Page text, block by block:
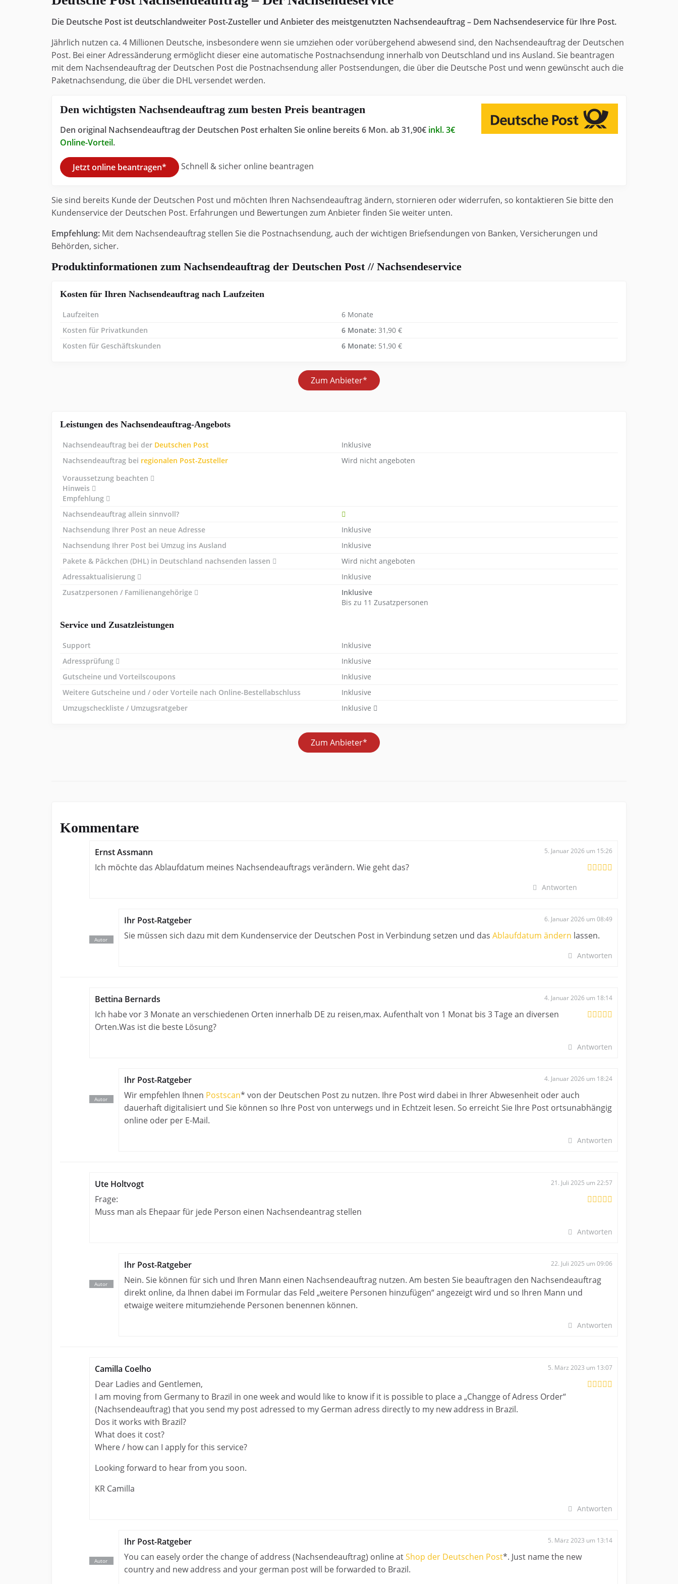
Die Deutsche Post ist deutschlandweiter Post-Zusteller und Anbieter des meistgenutzten Nachsendeauftrag – Dem Nachsendeservice für Ihre Post.
Jährlich nutzen ca. 4 Millionen Deutsche, insbesondere wenn sie umziehen oder vorübergehend abwesend sind, den Nachsendeauftrag der Deutschen
Post. Bei einer Adressänderung ermöglicht dieser eine automatische Postnachsendung innerhalb von Deutschland und ins Ausland. Sie beantragen
mit dem Nachsendeauftrag der Deutschen Post die Postnachsendung aller Postsendungen, die über die Deutsche Post und wenn gewünscht auch die
Paketnachsendung, die über die DHL versendet werden.
Den wichtigsten Nachsendeauftrag zum besten Preis beantragen
Den original Nachsendeauftrag der Deutschen Post erhalten Sie online bereits 6 Mon. ab 31,90€ inkl. 3€
Online-Vorteil.
Jetzt online beantragen* Schnell & sicher online beantragen
Sie sind bereits Kunde der Deutschen Post und möchten Ihren Nachsendeauftrag ändern, stornieren oder widerrufen, so kontaktieren Sie bitte den
Kundenservice der Deutschen Post. Erfahrungen und Bewertungen zum Anbieter finden Sie weiter unten.
Empfehlung: Mit dem Nachsendeauftrag stellen Sie die Postnachsendung, auch der wichtigen Briefsendungen von Banken, Versicherungen und
Behörden, sicher.
Produktinformationen zum Nachsendeauftrag der Deutschen Post // Nachsendeservice
Kosten für Ihren Nachsendeauftrag nach Laufzeiten
Laufzeiten
6 Monate
Kosten für Privatkunden
6 Monate: 31,90 €
Kosten für Geschäftskunden
6 Monate: 51,90 €
Zum Anbieter*
Leistungen des Nachsendeauftrag-Angebots
Nachsendeauftrag bei der Deutschen Post
Inklusive
Nachsendeauftrag bei regionalen Post-Zusteller
Voraussetzung beachten
Hinweis
Empfehlung
Wird nicht angeboten
Nachsendeauftrag allein sinnvoll?
Nachsendung Ihrer Post an neue Adresse
Inklusive
Nachsendung Ihrer Post bei Umzug ins Ausland
Inklusive
Pakete & Päckchen (DHL) in Deutschland nachsenden lassen
Wird nicht angeboten
Adressaktualisierung
Inklusive
Zusatzpersonen / Familienangehörige
Inklusive
Bis zu 11 Zusatzpersonen
Service und Zusatzleistungen
Support
Inklusive
Adressprüfung
Inklusive
Gutscheine und Vorteilscoupons
Inklusive
Weitere Gutscheine und / oder Vorteile nach Online-Bestellabschluss
Inklusive
Umzugscheckliste / Umzugsratgeber
Inklusive
Zum Anbieter*
Kommentare
Ernst Assmann 5. Januar 2026 um 15:26
Ich möchte das Ablaufdatum meines Nachsendeauftrags verändern. Wie geht das?
Antworten
Ihr Post-Ratgeber 6. Januar 2026 um 08:49
Sie müssen sich dazu mit dem Kundenservice der Deutschen Post in Verbindung setzen und das Ablaufdatum ändern lassen.
Antworten
Bettina Bernards 4. Januar 2026 um 18:14
Ich habe vor 3 Monate an verschiedenen Orten innerhalb DE zu reisen,max. Aufenthalt von 1 Monat bis 3 Tage an diversen
Orten.Was ist die beste Lösung?
Antworten
Ihr Post-Ratgeber 4. Januar 2026 um 18:24
Wir empfehlen Ihnen Postscan* von der Deutschen Post zu nutzen. Ihre Post wird dabei in Ihrer Abwesenheit oder auch
dauerhaft digitalisiert und Sie können so Ihre Post von unterwegs und in Echtzeit lesen. So erreicht Sie Ihre Post ortsunabhängig
online oder per E-Mail.
Antworten
Ute Holtvogt 21. Juli 2025 um 22:57
Frage:
Muss man als Ehepaar für jede Person einen Nachsendeantrag stellen
Antworten
Ihr Post-Ratgeber 22. Juli 2025 um 09:06
Nein. Sie können für sich und Ihren Mann einen Nachsendeauftrag nutzen. Am besten Sie beauftragen den Nachsendeauftrag
direkt online, da Ihnen dabei im Formular das Feld „weitere Personen hinzufügen“ angezeigt wird und so Ihren Mann und
etwaige weitere mitumziehende Personen benennen können.
Antworten
Camilla Coelho 5. März 2023 um 13:07
Dear Ladies and Gentlemen,
I am moving from Germany to Brazil in one week and would like to know if it is possible to place a „Changge of Adress Order“
(Nachsendeauftrag) that you send my post adressed to my German adress directly to my new address in Brazil.
Dos it works with Brazil?
What does it cost?
Where / how can I apply for this service?
Looking forward to hear from you soon.
KR Camilla
Antworten
Ihr Post-Ratgeber 5. März 2023 um 13:14
You can easely order the change of address (Nachsendeauftrag) online atShop der Deutschen Post*. Just name the new
country and new address and your german post will be forwarded to Brazil.